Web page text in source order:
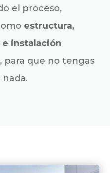
el proceso,
estructura,
instalación
, para que no tengas